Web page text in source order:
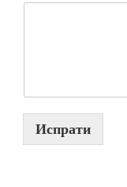
Испрати